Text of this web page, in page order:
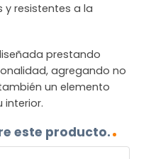
y resistentes a la
prestando
agregando no
un elemento
interior.
este producto.